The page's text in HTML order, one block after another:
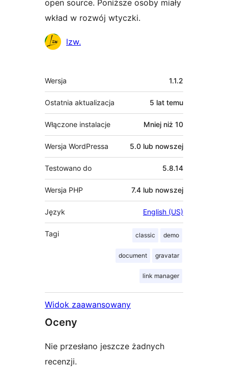
open source. Poniższe osoby miały
wkład w rozwój wtyczki.
Zaangażowani
lzw.
Meta
Wersja 1.1.2
Ostatnia aktualizacja 5 lat temu
Włączone instalacje Mniej niż 10
Wersja WordPressa 5.0 lub nowszej
Testowano do 5.8.14
Wersja PHP 7.4 lub nowszej
Język English (US)
Tagi classic demo
document gravatar
link manager
Widok zaawansowany
Oceny
Nie przesłano jeszcze żadnych
recenzji.